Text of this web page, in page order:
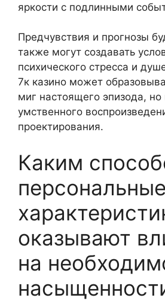
яркости с подлинными
Предчувствия и прогнозы
также могут создавать
психического стресса и
7к казино может
миг настоящего эпизода, но
умственного
проектирования.
Каким
персональные
оказывают
на